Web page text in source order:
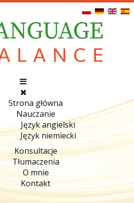
Strona główna
Nauczanie
Język angielski
Język niemiecki
Konsultacje
Tłumaczenia
O mnie
Kontakt